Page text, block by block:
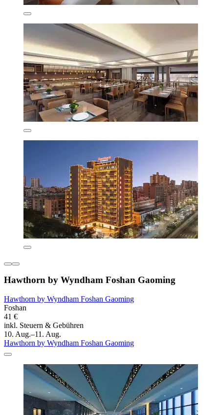
Hawthorn by Wyndham Foshan Gaoming
Hawthorn by Wyndham Foshan Gaoming
Foshan
41 €
inkl. Steuern & Gebühren
10. Aug.–11. Aug.
Hawthorn by Wyndham Foshan Gaoming